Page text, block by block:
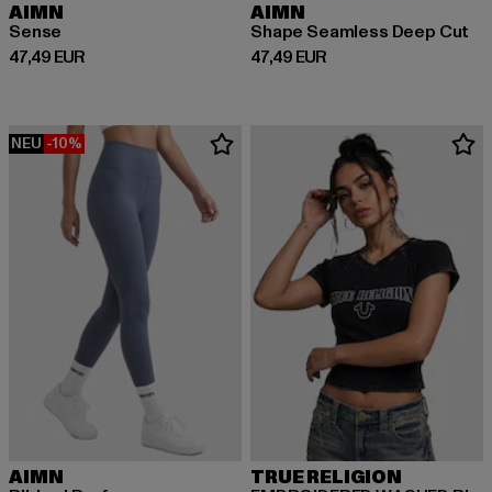
AIMN
Sense
47,49 EUR
Derzeitiger Preis: 47,49 EUR
AIMN
Shape Seamless Deep Cut
47,49 EUR
Derzeitiger Preis: 47,49 EUR
NEU -10%
AIMN TRUE RELIGION